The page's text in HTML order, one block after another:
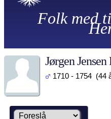
Folk med
Jørgen
1710 - 1754 (44